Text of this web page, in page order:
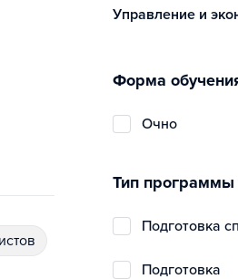
управление и
Форма
очно
Тип программы
подготовка
подготовка